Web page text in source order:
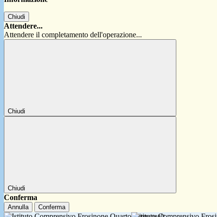
Chiudi
Attendere...
Attendere il completamento dell'operazione...
Chiudi
Chiudi
Conferma
Annulla Conferma